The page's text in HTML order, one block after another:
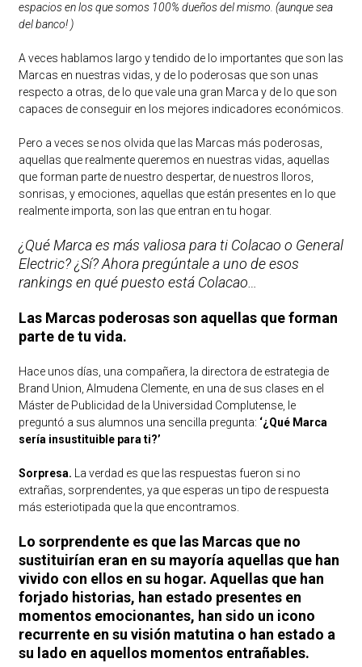
espacios en los que somos 100% dueños del mismo. (aunque sea
del banco! )
A veces hablamos largo y tendido de lo importantes que son las
Marcas en nuestras vidas, y de lo poderosas que son unas
respecto a otras, de lo que vale una gran Marca y de lo que son
capaces de conseguir en los mejores indicadores económicos.
Pero a veces se nos olvida que las Marcas más poderosas,
aquellas que realmente queremos en nuestras vidas, aquellas
que forman parte de nuestro despertar, de nuestros lloros,
sonrisas, y emociones, aquellas que están presentes en lo que
realmente importa, son las que entran en tu hogar.
¿Qué Marca es más valiosa para ti Colacao o General
Electric? ¿Sí? Ahora pregúntale a uno de esos
rankings en qué puesto está Colacao…
Las Marcas poderosas son aquellas que forman
parte de tu vida.
Hace unos días, una compañera, la directora de estrategia de
Brand Union, Almudena Clemente, en una de sus clases en el
Máster de Publicidad de la Universidad Complutense, le
preguntó a sus alumnos una sencilla pregunta: ‘¿Qué Marca
sería insustituible para ti?’
Sorpresa. La verdad es que las respuestas fueron si no
extrañas, sorprendentes, ya que esperas un tipo de respuesta
más esteriotipada que la que encontramos.
Lo sorprendente es que las Marcas que no
sustituirían eran en su mayoría aquellas que han
vivido con ellos en su hogar. Aquellas que han
forjado historias, han estado presentes en
momentos emocionantes, han sido un icono
recurrente en su visión matutina o han estado a
su lado en aquellos momentos entrañables.